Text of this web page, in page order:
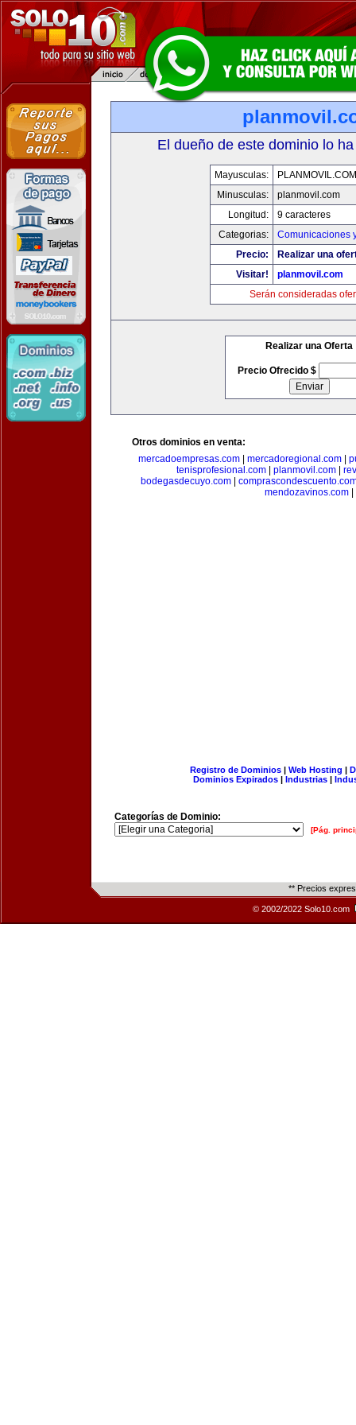
El dueño de este dominio lo
Mayusculas:
PLANMOVIL.COM
Minusculas:
planmovil.com
Longitud:
9 caracteres
Categorias:
Comunicaciones
Precio:
Realizar una
Visitar!
planmovil.com
Serán consideradas
Realizar una Oferta
Precio Ofrecido $
Otros dominios en venta:
mercadoempresas.com| mercadoregional.com|
tenisprofesional.com
planmovil.com
bodegasdecuyo.com
mendozavinos.com
Registro de Dominios| Web Hosting |
Dominios Expirados | Industrias |
Categorías de Dominio:
[Pág.
** Precios
© 2002/2022 Solo10.com